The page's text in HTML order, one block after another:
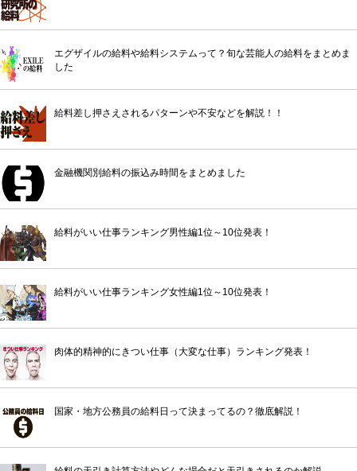
エグザイルの給料や給料システムって？旬な芸能人の給料をまとめま
した
給料差し押さえされるパターンや不安などを解説！！
金融機関別給料の振込み時間をまとめました
給料がいい仕事ランキング男性編1位～10位発表！
給料がいい仕事ランキング女性編1位～10位発表！
肉体的精神的にきつい仕事（大変な仕事）ランキング発表！
国家・地方公務員の給料日って決まってるの？徹底解説！